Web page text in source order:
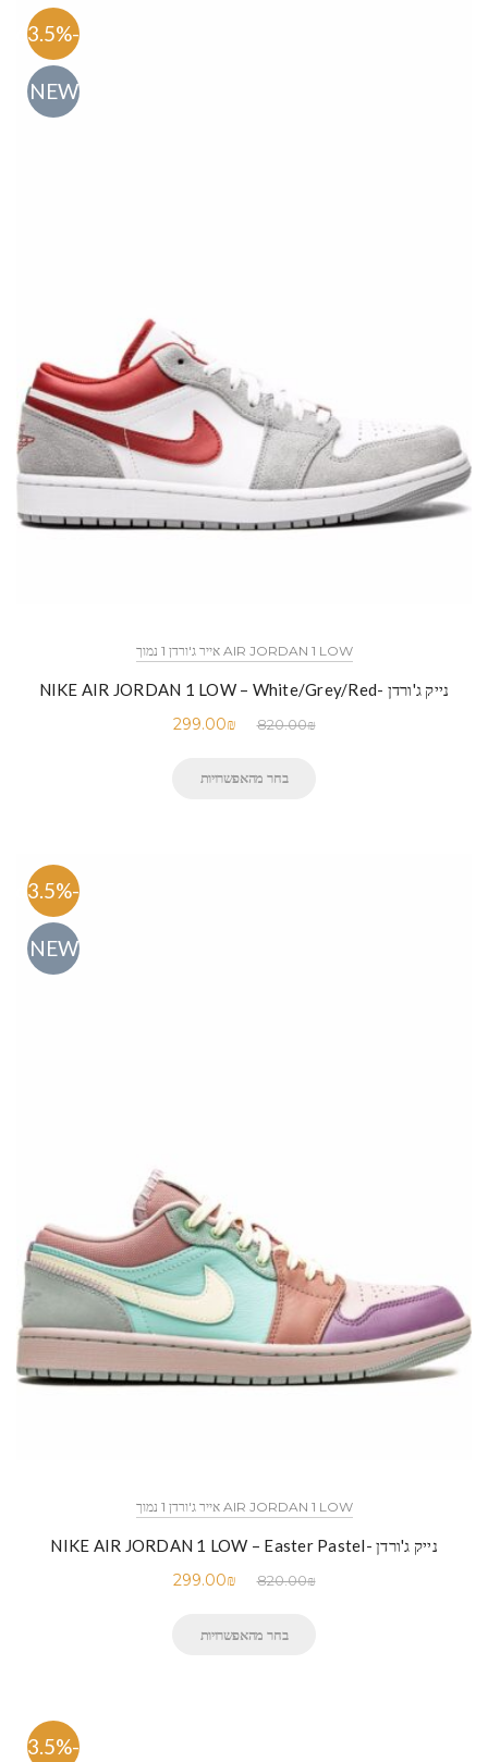
-63.5%
NEW
AIR JORDAN 1 LOW אייר ג'ורדן 1 נמוך
נייק ג'ורדן -NIKE AIR JORDAN 1 LOW – White/Grey/Red
820.00₪
299.00₪
בחר מהאפשרויות
-63.5%
NEW
AIR JORDAN 1 LOW אייר ג'ורדן 1 נמוך
נייק ג'ורדן -NIKE AIR JORDAN 1 LOW – Easter Pastel
820.00₪
299.00₪
בחר מהאפשרויות
-63.5%